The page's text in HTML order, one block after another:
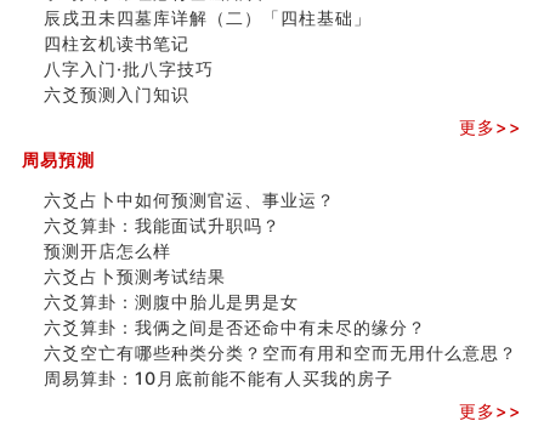
辰戌丑未四墓库详解（二）「四柱基础」
四柱玄机读书笔记
八字入门·批八字技巧
六爻预测入门知识
更多>>
周易預測
六爻占卜中如何预测官运、事业运？
六爻算卦：我能面试升职吗？
预测开店怎么样
六爻占卜预测考试结果
六爻算卦：测腹中胎儿是男是女
六爻算卦：我俩之间是否还命中有未尽的缘分？
六爻空亡有哪些种类分类？空而有用和空而无用什么意思？
周易算卦：10月底前能不能有人买我的房子
更多>>